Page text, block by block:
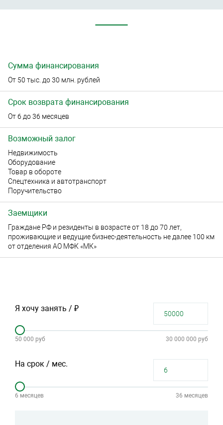
Сумма финансирования
От 50 тыс. до 30 млн. рублей
Срок возврата финансирования
От 6 до 36 месяцев
Возможный залог
Недвижимость
Оборудование
Товар в обороте
Спецтехника и автотранспорт
Поручительство
Заемщики
Граждане РФ и резиденты в возрасте от 18 до 70 лет,
проживающие и ведущие бизнес-деятельность не далее 100 км
от отделения АО МФК «МК»
Я хочу занять / ₽
50 000 руб 30 000 000 руб
На срок / мес.
6 месяцев 36 месяцев